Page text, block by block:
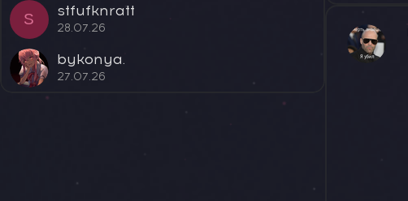
S stfufknratt
28.07.26
bykonya.
27.07.26